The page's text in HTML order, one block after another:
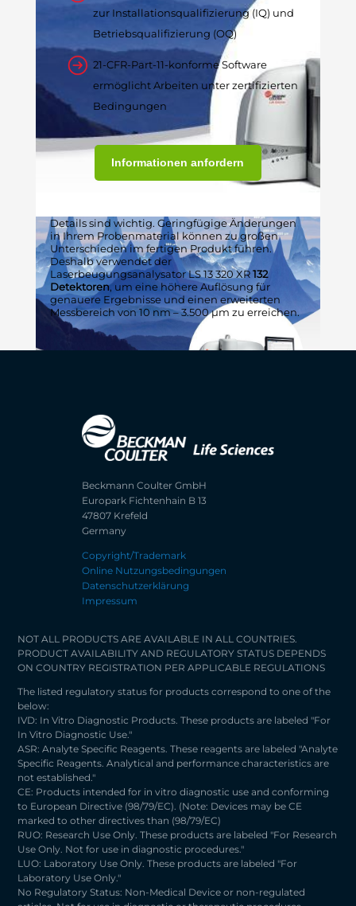
zur Installationsqualifizierung (IQ) und
Betriebsqualifizierung (OQ)
21-CFR-Part-11-konforme Software
ermöglicht Arbeiten unter zertifizierten
Bedingungen
Informationen anfordern
Details sind wichtig. Geringfügige Änderungen
in Ihrem Probenmaterial können zu großen
Unterschieden im fertigen Produkt führen.
Deshalb verwendet der
Laserbeugungsanalysator LS 13 320 XR132
Detektoren, um eine höhere Auflösung für
genauere Ergebnisse und einen erweiterten
Messbereich von 10 nm – 3.500 μm zu erreichen.
Beckmann Coulter GmbH
Europark Fichtenhain B 13
47807 Krefeld
Germany
Copyright/Trademark
Online Nutzungsbedingungen
Datenschutzerklärung
Impressum
NOT ALL PRODUCTS ARE AVAILABLE IN ALL COUNTRIES.
PRODUCT AVAILABILITY AND REGULATORY STATUS DEPENDS
ON COUNTRY REGISTRATION PER APPLICABLE REGULATIONS
The listed regulatory status for products correspond to one of the
below:
IVD: In Vitro Diagnostic Products. These products are labeled "For
In Vitro Diagnostic Use."
ASR: Analyte Specific Reagents. These reagents are labeled "Analyte
Specific Reagents. Analytical and performance characteristics are
not established."
CE: Products intended for in vitro diagnostic use and conforming
to European Directive (98/79/EC). (Note: Devices may be CE
marked to other directives than (98/79/EC)
RUO: Research Use Only. These products are labeled "For Research
Use Only. Not for use in diagnostic procedures."
LUO: Laboratory Use Only. These products are labeled "For
Laboratory Use Only."
No Regulatory Status: Non-Medical Device or non-regulated